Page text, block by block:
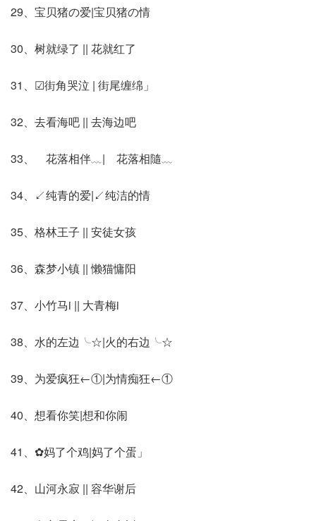
29、宝贝猪の爱|宝贝猪の情
30、树就绿了 || 花就红了
31、☑街角哭泣 | 街尾缠绵」
32、去看海吧 || 去海边吧
33、ゞ花落相伴﹏|ゞ花落相隨﹏
34、↙纯青的爱|↙纯洁的情
35、格林王子 || 安徒女孩
36、森梦小镇 || 懒猫慵阳
37、小竹马i || 大青梅i
38、水的左边╰☆|火的右边╰☆
39、为爱疯狂←①|为情痴狂←①
40、想看你笑|想和你闹
41、✿妈了个鸡|妈了个蛋」
42、山河永寂 || 容华谢后